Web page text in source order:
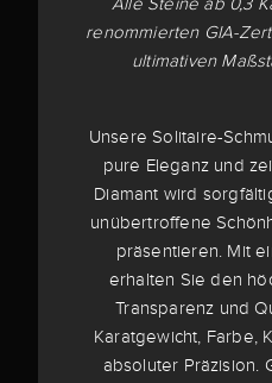
Alle Steine ab 0,3
renommierten GIA-
ultimativen
Unsere Solitaire-
pure Eleganz und
Diamant wird
unübertroffene
präsentieren. Mit
erhalten Sie den
Transparenz und
Karatgewicht, Farbe,
absoluter Präzision.